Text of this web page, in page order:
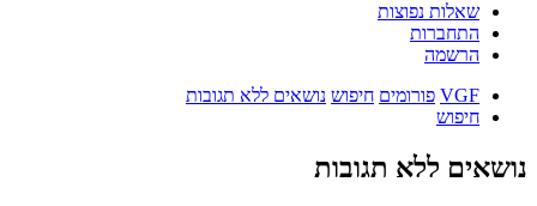
שאלות נפוצות
התחברות
הרשמה
VGF פורומים חיפוש נושאים ללא תגובות
חיפוש
נושאים ללא תגובות